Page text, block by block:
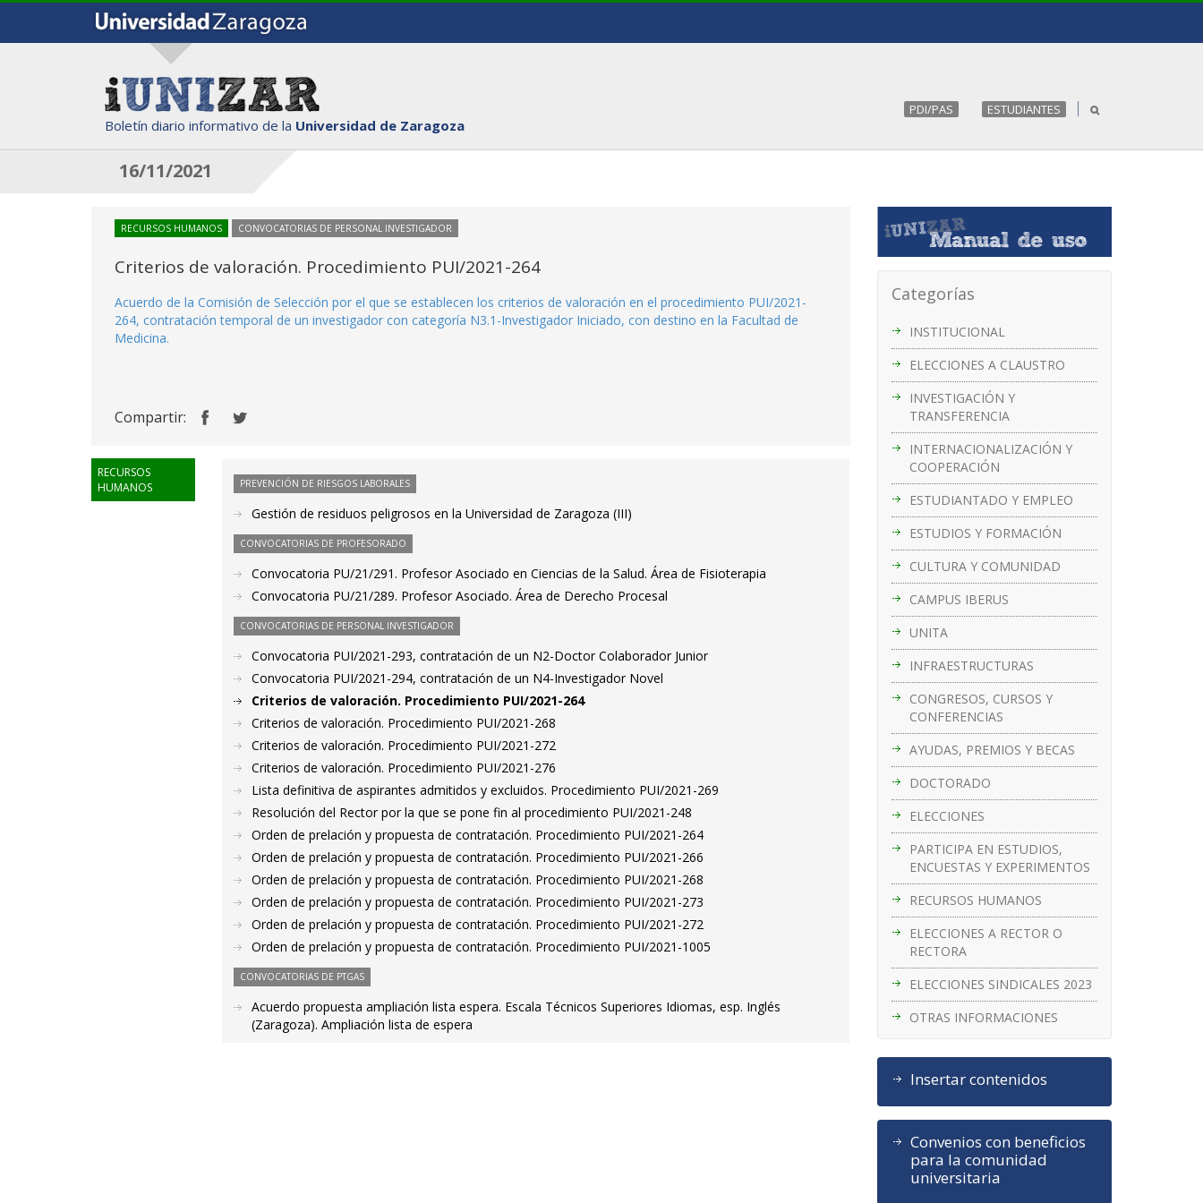
Boletín diario informativo de la Universidad de Zaragoza
PDI/PAS ESTUDIANTES
16/11/2021
Categorías
INSTITUCIONAL
ELECCIONES A CLAUSTRO
INVESTIGACIÓN Y
TRANSFERENCIA
INTERNACIONALIZACIÓN Y
COOPERACIÓN
ESTUDIANTADO Y EMPLEO
ESTUDIOS Y FORMACIÓN
CULTURA Y COMUNIDAD
CAMPUS IBERUS
UNITA
INFRAESTRUCTURAS
CONGRESOS, CURSOS Y
CONFERENCIAS
AYUDAS, PREMIOS Y BECAS
DOCTORADO
ELECCIONES
PARTICIPA EN ESTUDIOS,
ENCUESTAS Y EXPERIMENTOS
RECURSOS HUMANOS
ELECCIONES A RECTOR O
RECTORA
ELECCIONES SINDICALES 2023
OTRAS INFORMACIONES
Insertar contenidos
Convenios con beneficios
para la comunidad
universitaria
RECURSOS HUMANOS CONVOCATORIAS DE PERSONAL INVESTIGADOR
Criterios de valoración. Procedimiento PUI/2021-264
Acuerdo de la Comisión de Selección por el que se establecen los criterios de valoración en el procedimiento PUI/2021-
264, contratación temporal de un investigador con categoría N3.1-Investigador Iniciado, con destino en la Facultad de
Medicina.
Compartir:
RECURSOS
HUMANOS
PREVENCIÓN DE RIESGOS LABORALES
Gestión de residuos peligrosos en la Universidad de Zaragoza (III)
CONVOCATORIAS DE PROFESORADO
Convocatoria PU/21/291. Profesor Asociado en Ciencias de la Salud. Área de Fisioterapia
Convocatoria PU/21/289. Profesor Asociado. Área de Derecho Procesal
CONVOCATORIAS DE PERSONAL INVESTIGADOR
Convocatoria PUI/2021-293, contratación de un N2-Doctor Colaborador Junior
Convocatoria PUI/2021-294, contratación de un N4-Investigador Novel
Criterios de valoración. Procedimiento PUI/2021-264
Criterios de valoración. Procedimiento PUI/2021-268
Criterios de valoración. Procedimiento PUI/2021-272
Criterios de valoración. Procedimiento PUI/2021-276
Lista definitiva de aspirantes admitidos y excluidos. Procedimiento PUI/2021-269
Resolución del Rector por la que se pone fin al procedimiento PUI/2021-248
Orden de prelación y propuesta de contratación. Procedimiento PUI/2021-264
Orden de prelación y propuesta de contratación. Procedimiento PUI/2021-266
Orden de prelación y propuesta de contratación. Procedimiento PUI/2021-268
Orden de prelación y propuesta de contratación. Procedimiento PUI/2021-273
Orden de prelación y propuesta de contratación. Procedimiento PUI/2021-272
Orden de prelación y propuesta de contratación. Procedimiento PUI/2021-1005
CONVOCATORIAS DE PTGAS
Acuerdo propuesta ampliación lista espera. Escala Técnicos Superiores Idiomas, esp. Inglés
(Zaragoza). Ampliación lista de espera